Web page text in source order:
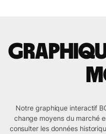
Notre graphique interactif
change moyens du marché
consulter les données